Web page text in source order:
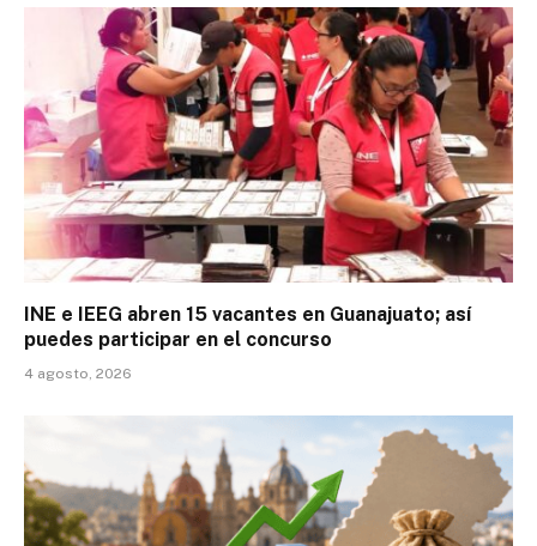
INE e IEEG abren 15 vacantes en Guanajuato; así
puedes participar en el concurso
4 agosto, 2026